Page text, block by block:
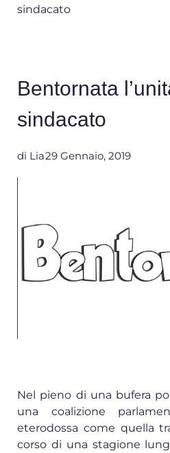
sindacato
Bentornata
sindacato
di Lia29 Gennaio, 2019
Nel pieno di una bufera
una coalizione
eterodossa come quella
corso di una stagione